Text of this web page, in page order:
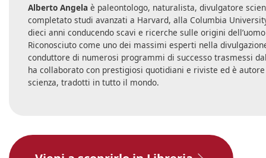
Alberto Angela è paleontologo, naturalista, divulgatore
completato studi avanzati a Harvard, alla Columbia
dieci anni conducendo scavi e ricerche sulle origini
Riconosciuto come uno dei massimi esperti nella
conduttore di numerosi programmi di successo trasmessi
ha collaborato con prestigiosi quotidiani e riviste ed è
scienza, tradotti in tutto il mondo.